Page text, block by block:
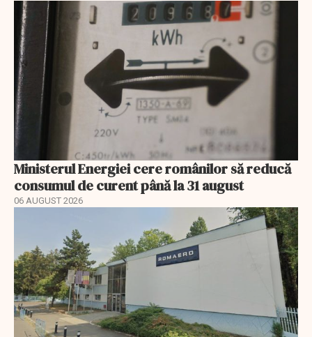
Ministerul Energiei cere românilor să reducă
consumul de curent până la 31 august
06 AUGUST 2026